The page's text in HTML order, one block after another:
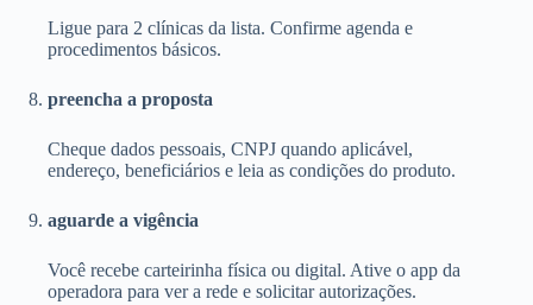
Ligue para 2 clínicas da lista. Confirme agenda e
procedimentos básicos.
preencha a proposta
Cheque dados pessoais, CNPJ quando aplicável,
endereço, beneficiários e leia as condições do produto.
aguarde a vigência
Você recebe carteirinha física ou digital. Ative o app da
operadora para ver a rede e solicitar autorizações.